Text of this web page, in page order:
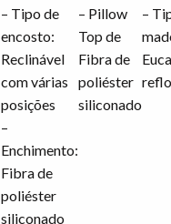
– Tipo de
encosto:
Reclinável
com várias
posições
–
Enchimento:
Fibra de
poliéster
siliconado
– Pillow
Top de
Fibra de
poliéster
siliconado
–